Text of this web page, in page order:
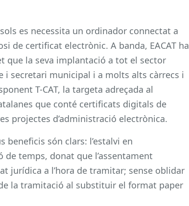
es necessita un ordinador connectat a
de certificat electrònic. A banda, EACAT ha
que la seva implantació a tot el sector
i secretari municipal i a molts alts càrrecs i
T-CAT, la targeta adreçada al
que conté certificats digitals de
projectes d’administració electrònica.
beneficis són clars: l’estalvi en
temps, donat que l’assentament
jurídica a l’hora de tramitar; sense oblidar
la tramitació al substituir el format paper